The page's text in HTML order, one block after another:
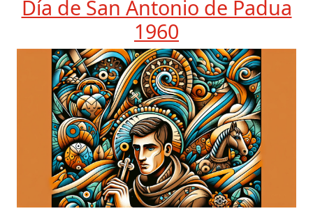
Día de San Antonio de Padua
1960